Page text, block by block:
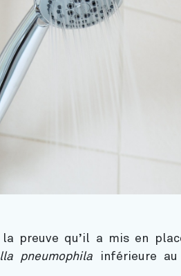
preuve qu’il a mis en
pneumophila inférieure